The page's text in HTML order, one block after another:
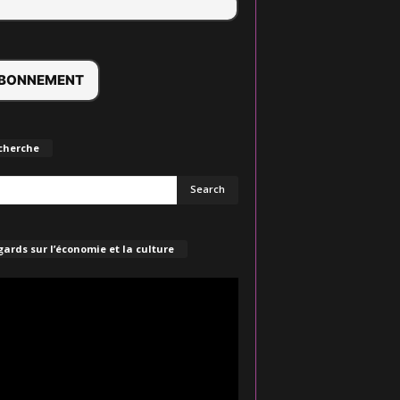
sur l’économie et la culture